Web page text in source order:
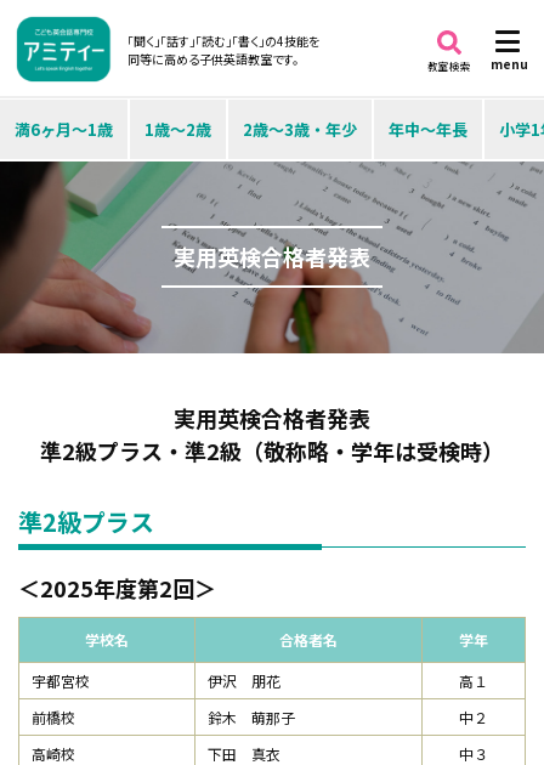
「聞く」「話す」「読む」「書く」の4技能を
同等に高める子供英語教室です。
menu
教室検索
満6ヶ月～1歳 1歳～2歳 2歳～3歳・年少 年中～年長 小学
実用英検合格者発表
実用英検合格者発表
準2級プラス・準2級（敬称略・学年は受検時）
準2級プラス
2025年度第2回
学校名 合格者名
学年
宇都宮校
伊沢 朋花
高１
前橋校
鈴木 萌那子
中２
高崎校
下田 真衣
中３